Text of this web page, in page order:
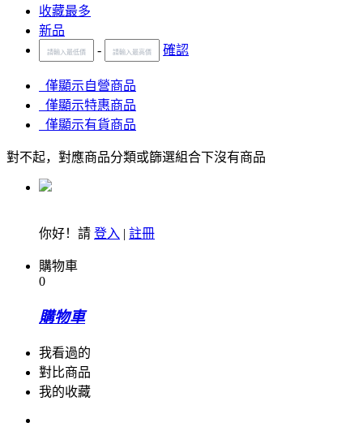
收藏最多
新品
-
確認
僅顯示自營商品
僅顯示特惠商品
僅顯示有貨商品
對不起，對應商品分類或篩選組合下沒有商品
你好！請 登入 | 註冊
購物車
0
購物車
我看過的
對比商品
我的收藏